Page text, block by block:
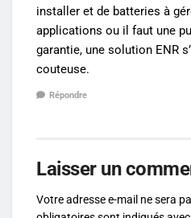
installer et de batteries à
applications ou il faut une
garantie, une solution ENR
couteuse.
Répondre
Laisser un
Votre adresse e-mail ne sera